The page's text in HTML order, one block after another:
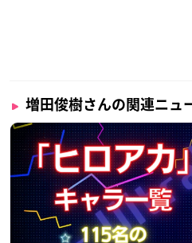
増田俊樹さんの関連ニュ